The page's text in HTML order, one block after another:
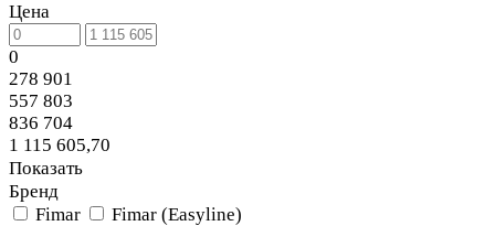
Цена
0
278 901
557 803
836 704
1 115 605,70
Показать
Бренд
Fimar
Fimar (Easyline)